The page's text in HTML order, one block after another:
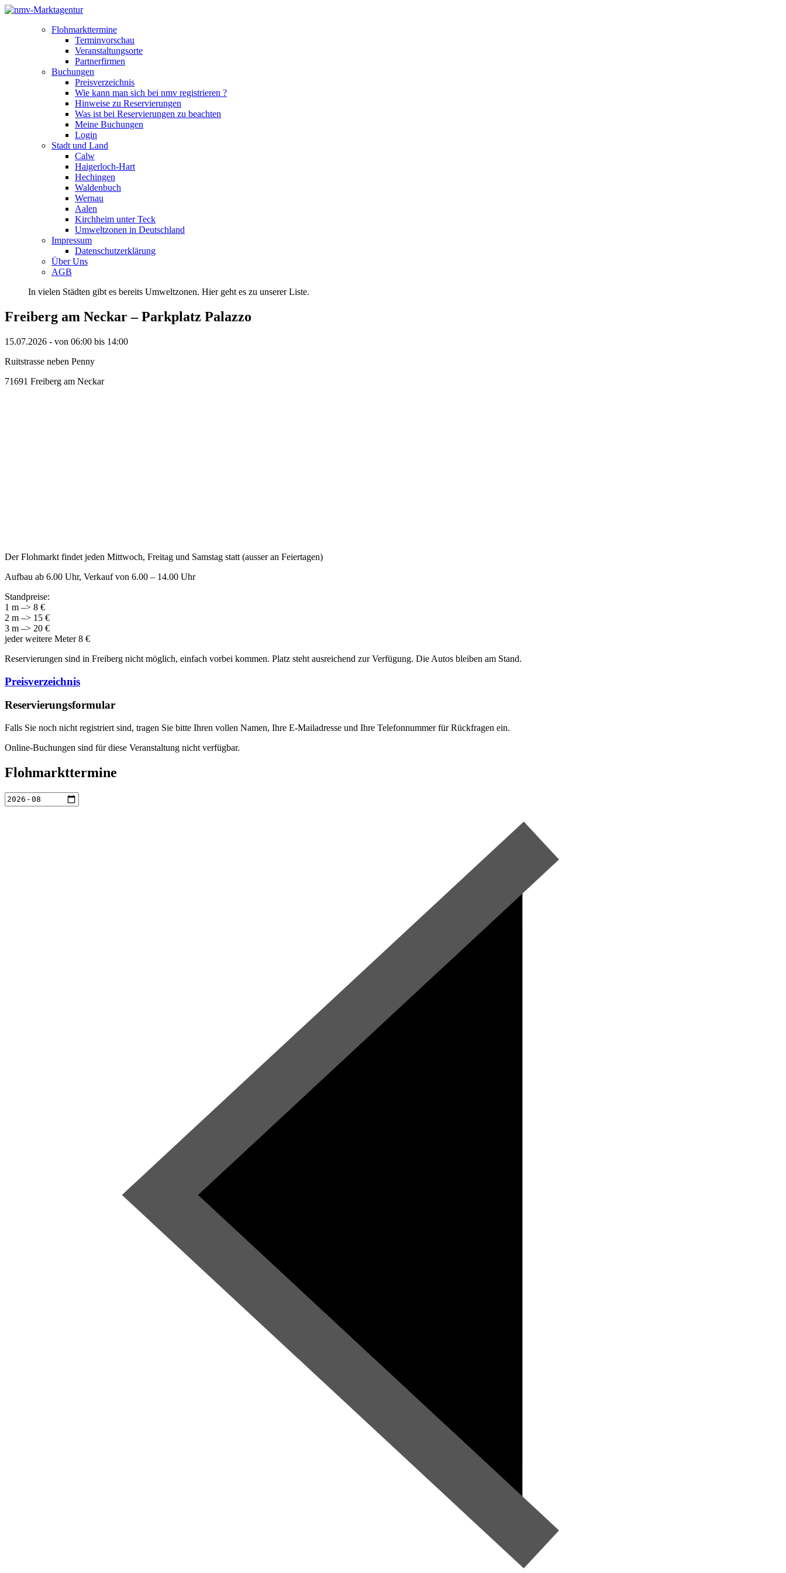
Flohmarkttermine
Terminvorschau
Veranstaltungsorte
Partnerfirmen
Buchungen
Preisverzeichnis
Wie kann man sich bei nmv registrieren ?
Hinweise zu Reservierungen
Was ist bei Reservierungen zu beachten
Meine Buchungen
Login
Stadt und Land
Calw
Haigerloch-Hart
Hechingen
Waldenbuch
Wernau
Aalen
Kirchheim unter Teck
Umweltzonen in Deutschland
Impressum
Datenschutzerklärung
Über Uns
AGB
In vielen Städten gibt es bereits Umweltzonen. Hier geht es zu unserer Liste.
Freiberg am Neckar – Parkplatz Palazzo
15.07.2026 - von 06:00 bis 14:00
Ruitstrasse neben Penny
71691 Freiberg am Neckar
Der Flohmarkt findet jeden Mittwoch, Freitag und Samstag statt (ausser an Feiertagen)
Aufbau ab 6.00 Uhr, Verkauf von 6.00 – 14.00 Uhr
Standpreise:
1 m –> 8 €
2 m –> 15 €
3 m –> 20 €
jeder weitere Meter 8 €
Reservierungen sind in Freiberg nicht möglich, einfach vorbei kommen. Platz steht ausreichend zur Verfügung. Die Autos bleiben am Stand.
Preisverzeichnis
Reservierungsformular
Falls Sie noch nicht registriert sind, tragen Sie bitte Ihren vollen Namen, Ihre E-Mailadresse und Ihre Telefonnummer für Rückfragen ein.
Online-Buchungen sind für diese Veranstaltung nicht verfügbar.
Flohmarkttermine